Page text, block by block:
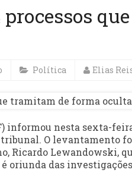
processos
Política Elias
informou nesta sexta-
O levantamento
Ricardo Lewandowski,
oriunda das